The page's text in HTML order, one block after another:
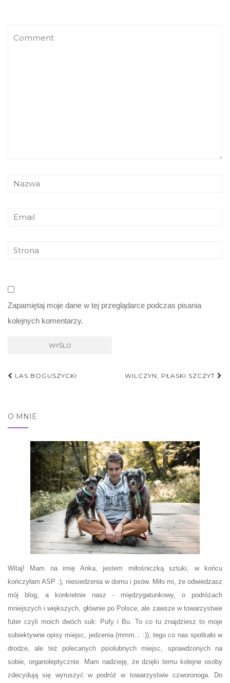
Zapamiętaj moje dane w tej przeglądarce podczas pisania
kolejnych komentarzy.
Nawigacja
LAS BOGUSZYCKI WILCZYN, PŁASKI SZCZYT
O MNIE
Witaj! Mam na imię Anka, jestem miłośniczką sztuki, w końcu
kończyłam ASP :), niesiedzenia w domu i psów. Miło mi, że odwiedzasz
mój blog, a konkretnie nasz - międzygatunkowy, o podróżach
mniejszych i większych, głównie po Polsce, ale zawsze w towarzystwie
futer czyli moich dwóch suk: Pufy i Bu. To co tu znajdziesz to moje
subiektywne opisy miejsc, jedzenia (mmm... :)), tego co nas spotkało w
drodze, ale też polecanych psiolubnych miejsc, sprawdzonych na
sobie, organoleptycznie. Mam nadzieję, że dzięki temu kolejne osoby
zdecydują się wyruszyć w podróż w towarzystwie czworonoga. Do